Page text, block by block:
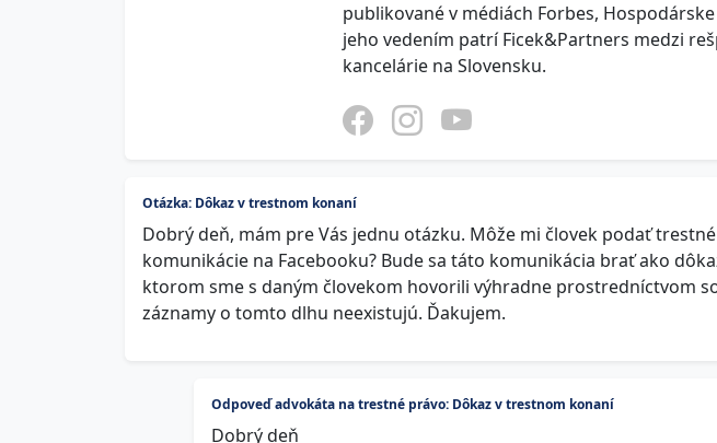
publikované v médiách Forbes,
jeho vedením patrí Ficek&Partners medzi
kancelárie na Slovensku.
Otázka: Dôkaz v trestnom konaní
Dobrý deň, mám pre Vás jednu otázku. Môže mi človek podať
komunikácie na Facebooku? Bude sa táto komunikácia brať ako
ktorom sme s daným človekom hovorili výhradne prostredníctvom
záznamy o tomto dlhu neexistujú. Ďakujem.
Odpoveď advokáta na trestné právo: Dôkaz v trestnom konaní
Dobrý deň